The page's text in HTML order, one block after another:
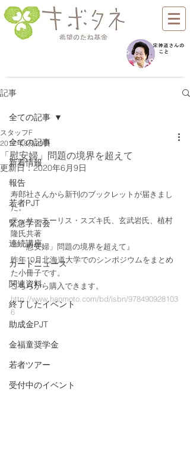
記事
全ての記事
新着情報
報告
若者PJT
緊急学習会
連続講座
カードニュース
関連資料
終了したイベント
助成金PJT
金福童奨学金
若者ツアー
受付中のイベント
全ての記事
「慰安婦」問題の境界を超えて
スタッフF
2017年8月28日
更新日：2020年6月9日
寿郎社さんから新刊のブックレットが届きまし
た。
テッサ・モーリス・スズキ氏、玄武岩氏、植村
隆氏共著
『「慰安婦」問題の境界を超えて』
昨年10月北海道大学でのシンポジウムをまとめ
た小冊子です。
こちらから購入できます。
http://www.hanmoto.com/bd/isbn/978490928103
6